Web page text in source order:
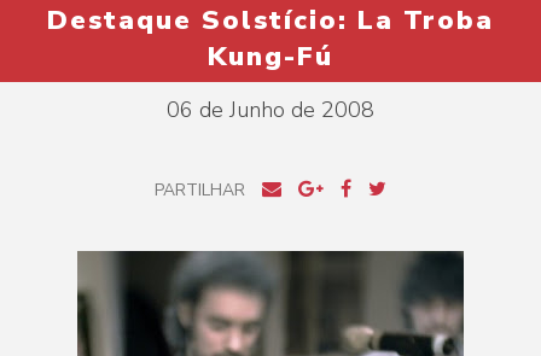
Destaque Solstício: La Troba
Kung-Fú
06 de Junho de 2008
PARTILHAR